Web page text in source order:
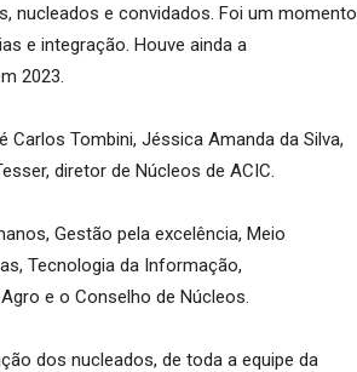
nucleados e convidados. Foi um momento
e integração. Houve ainda a
2023.
Tombini, Jéssica Amanda da Silva,
diretor de Núcleos de ACIC.
Gestão pela excelência, Meio
Tecnologia da Informação,
e o Conselho de Núcleos.
dos nucleados, de toda a equipe da